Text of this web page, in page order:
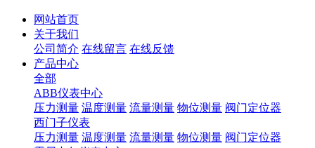
网站首页
关于我们
公司简介 在线留言 在线反馈
产品中心
全部
ABB仪表中心
压力测量 温度测量 流量测量 物位测量 阀门定位器
西门子仪表
压力测量 温度测量 流量测量 物位测量 阀门定位器